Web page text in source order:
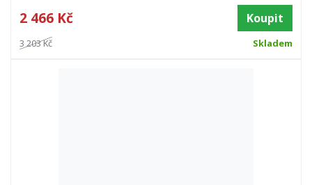
2 466 Kč Koupit
3 203 Kč Skladem